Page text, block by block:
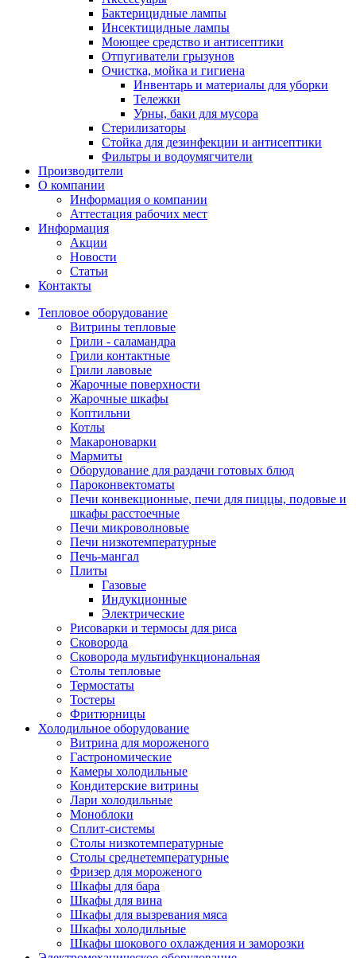
Бактерицидные лампы
Инсектицидные лампы
Моющее средство и антисептики
Отпугиватели грызунов
Очистка, мойка и гигиена
Инвентарь и материалы для уборки
Тележки
Урны, баки для мусора
Стерилизаторы
Стойка для дезинфекции и антисептики
Фильтры и водоумягчители
Производители
О компании
Информация о компании
Аттестация рабочих мест
Информация
Акции
Новости
Статьи
Контакты
Тепловое оборудование
Витрины тепловые
Грили - саламандра
Грили контактные
Грили лавовые
Жарочные поверхности
Жарочные шкафы
Коптильни
Котлы
Макароноварки
Мармиты
Оборудование для раздачи готовых блюд
Пароконвектоматы
Печи конвекционные, печи для пиццы, подовые и
шкафы расстоечные
Печи микроволновые
Печи низкотемпературные
Печь-мангал
Плиты
Газовые
Индукционные
Электрические
Рисоварки и термосы для риса
Сковорода
Сковорода мультифункциональная
Столы тепловые
Термостаты
Тостеры
Фритюрницы
Холодильное оборудование
Витрина для мороженого
Гастрономические
Камеры холодильные
Кондитерские витрины
Лари холодильные
Моноблоки
Сплит-системы
Столы низкотемпературные
Столы среднетемпературные
Фризер для мороженого
Шкафы для бара
Шкафы для вина
Шкафы для вызревания мяса
Шкафы холодильные
Шкафы шокового охлаждения и заморозки